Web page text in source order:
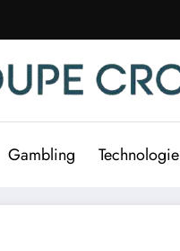
Gambling Technologie